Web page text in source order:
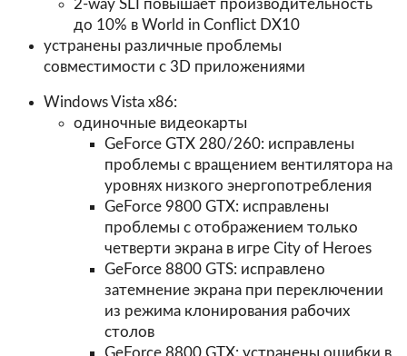
2-way SLI повышает производительность
до 10% в World in Conflict DX10
устранены различные проблемы
совместимости с 3D приложениями
Windows Vista x86:
одиночные видеокарты
GeForce GTX 280/260: исправлены
проблемы с вращением вентилятора на
уровнях низкого энергопотребления
GeForce 9800 GTX: исправлены
проблемы с отображением только
четверти экрана в игре City of Heroes
GeForce 8800 GTS: исправлено
затемнение экрана при переключении
из режима клонирования рабочих
столов